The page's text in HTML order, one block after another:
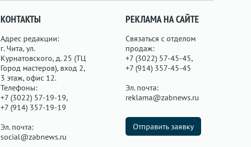
КОНТАКТЫ
Адрес редакции:
г. Чита, ул.
Курнатовского, д. 25 (ТЦ
Город мастеров), вход 2,
3 этаж, офис 12.
Телефоны:
+7 (3022) 57-19-19,
+7 (914) 357-19-19
Эл. почта:
social@zabnews.ru
РЕКЛАМА НА САЙТЕ
Связаться с отделом
продаж:
+7 (3022) 57-45-45,
+7 (914) 357-45-45
Эл. почта:
reklama@zabnews.ru
Отправить заявку